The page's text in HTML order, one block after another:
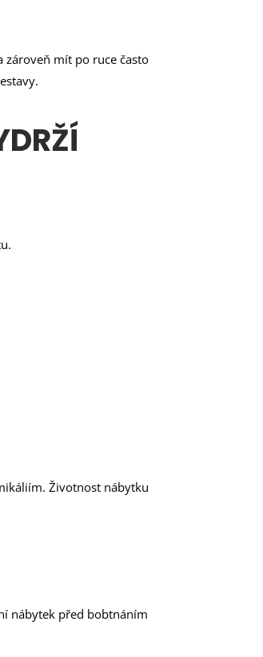
mít po ruce často
Životnost nábytku
nábytek před bobtnáním